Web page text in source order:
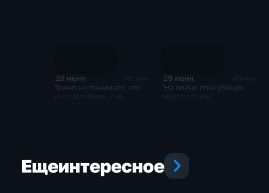
29 июня
Трамп не понимает, что
29 июня
"На войне спекуляции
Ещеинтересное